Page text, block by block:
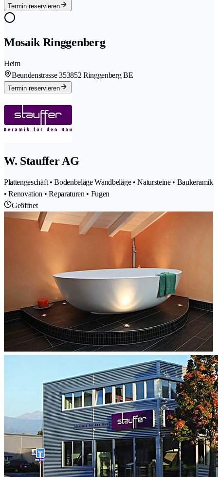
Termin reservieren
Mosaik Ringgenberg
Heim
Beundenstrasse 353852 Ringgenberg BE
Termin reservieren
W. Stauffer AG
Plattengeschäft • Bodenbeläge Wandbeläge • Natursteine • Baukeramik
• Renovation • Reparaturen • Fugen
Geöffnet